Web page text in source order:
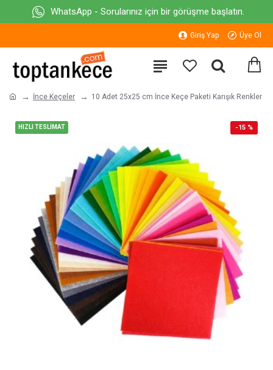
WhatsApp - Sorularınız için bir görüşme başlatın.
Giriş Yap Üye Ol
İnce Keçeler 10 Adet 25x25 cm İnce Keçe Paketi Karışık Renkler
HIZLI TESLİMAT -15 %